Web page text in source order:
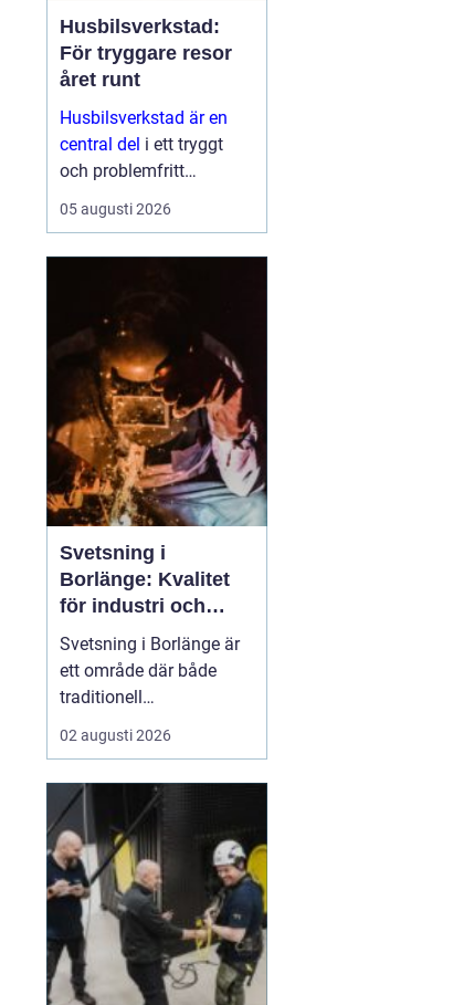
Husbilsverkstad:
För tryggare resor
året runt
Husbilsverkstad är en
central del i ett tryggt
och problemfritt
husbilsliv. När en husbil
används som både
05 augusti 2026
Svetsning i
Borlänge: Kvalitet
för industri och
konstruktion
Svetsning i Borlänge är
ett område där både
traditionell
verkstadsindustri och
moderna
möts. I takt med att
kraven på hållbara
lösningar och hög
produktionssäkerhet ö...
02 augusti 2026